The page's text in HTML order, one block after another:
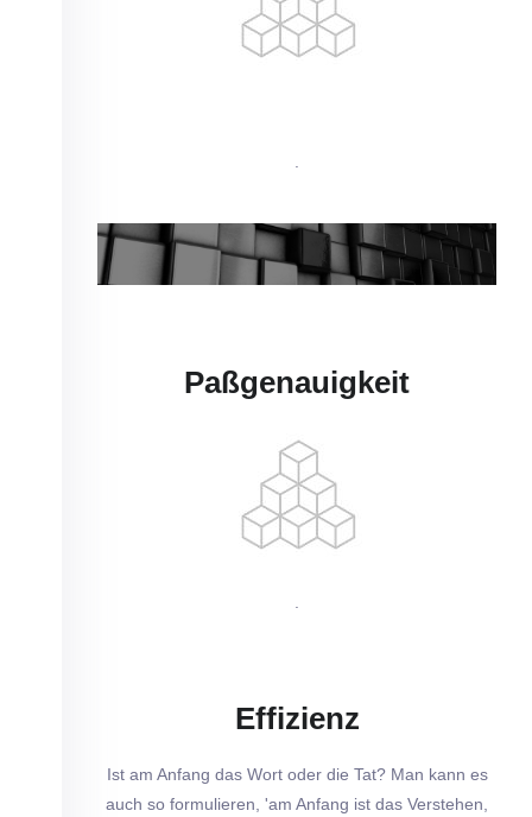
Paßgenauigkeit
Effizienz
Ist am Anfang das Wort oder die Tat? Man kann es
auch so formulieren, 'am Anfang ist das Verstehen,